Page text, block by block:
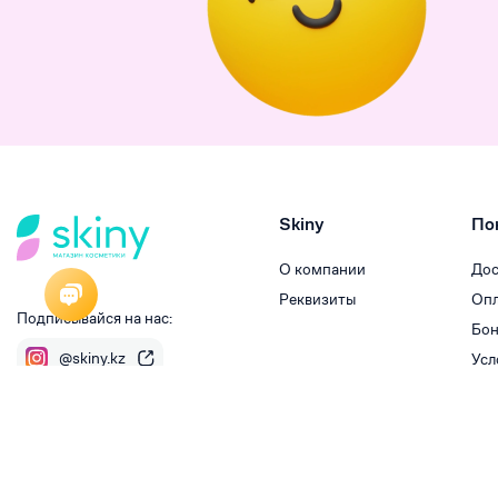
Подписывайся на нас:
@skiny.kz
Skiny
О компании
Реквизиты